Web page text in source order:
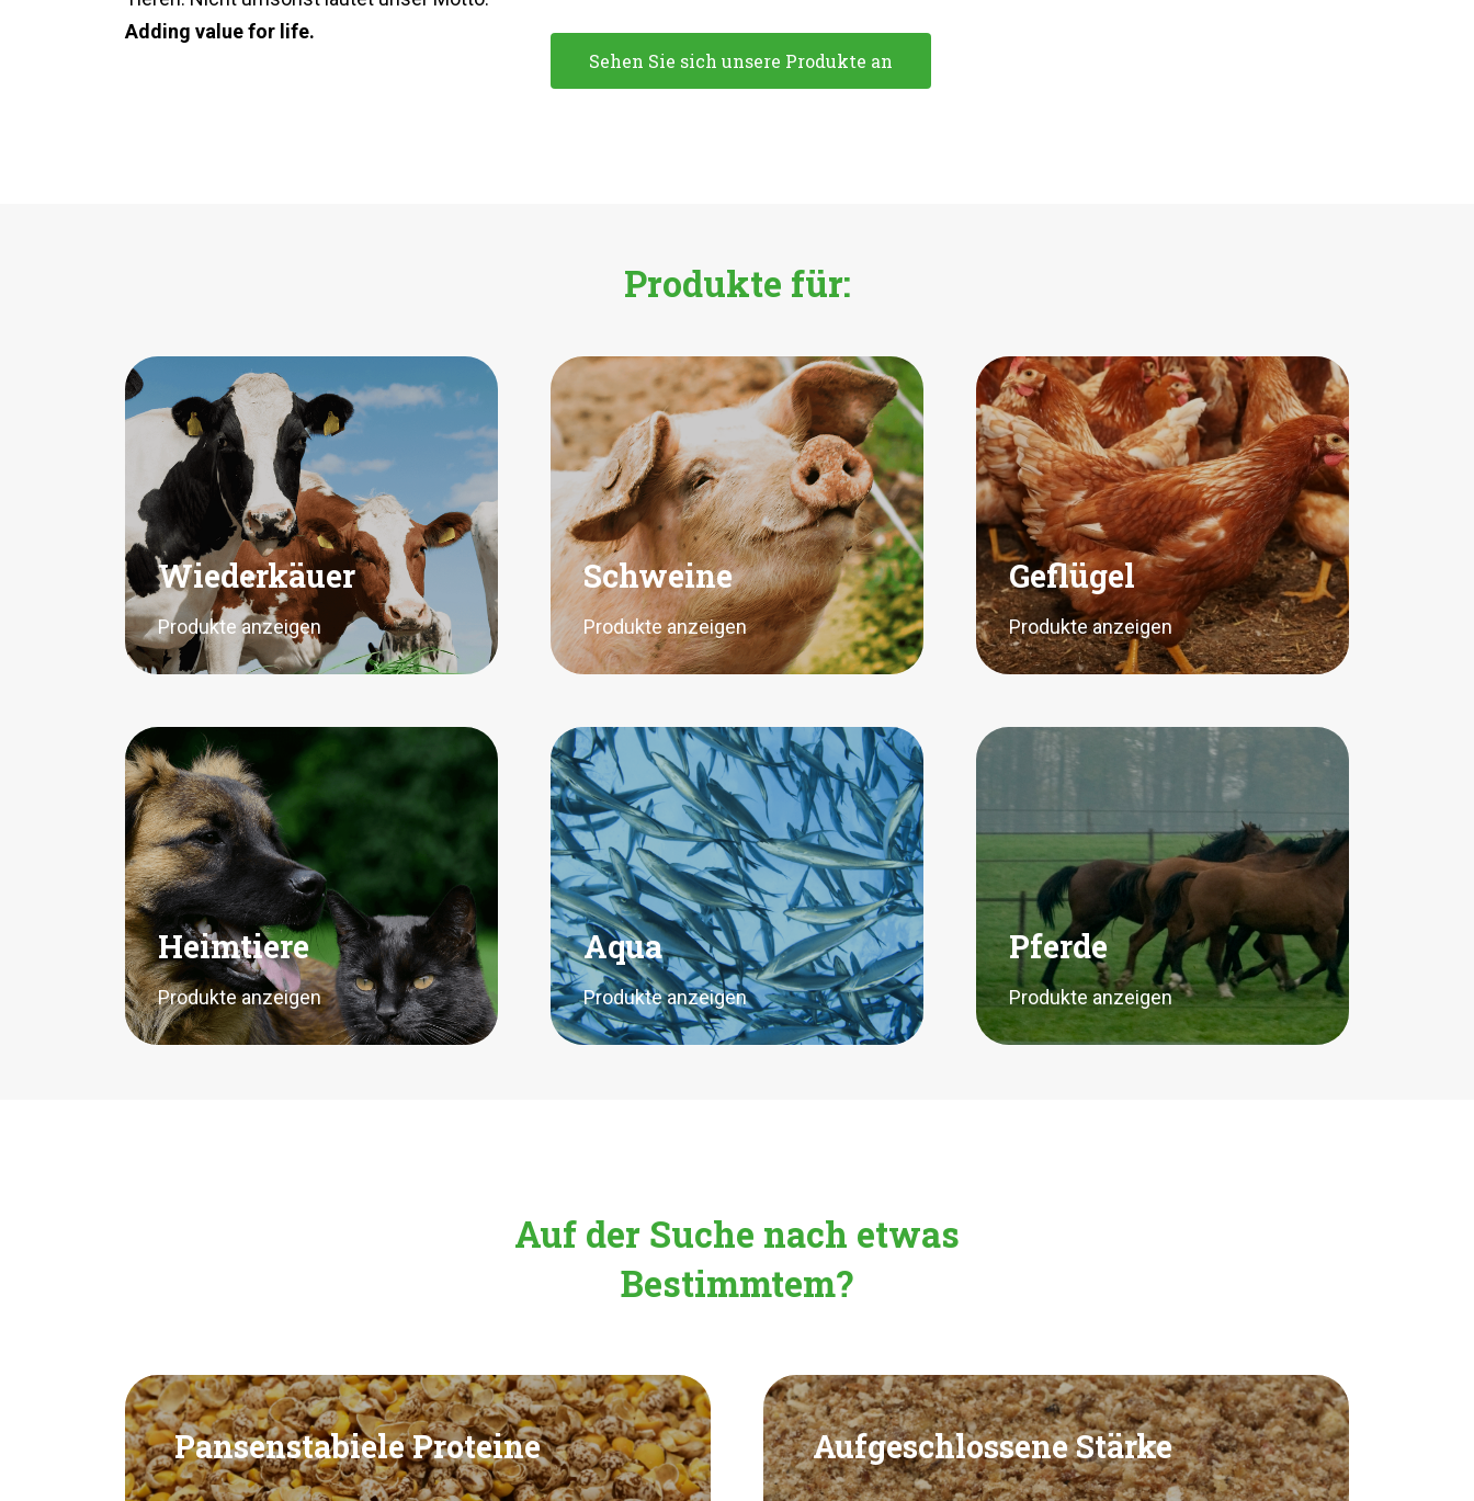
Adding value for life.
Sehen Sie sich unsere Produkte an
Produkte für:
Wiederkäuer
Produkte anzeigen
Schweine
Produkte anzeigen
Geflügel
Produkte anzeigen
Heimtiere
Produkte anzeigen
Aqua
Produkte anzeigen
Pferde
Produkte anzeigen
Auf der Suche nach etwas
Bestimmtem?
Pansenstabiele Proteine Aufgeschlossene Stärke